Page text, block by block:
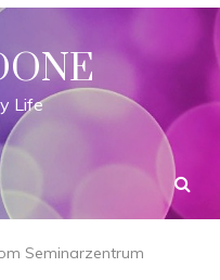
Life
Seminarzentrum